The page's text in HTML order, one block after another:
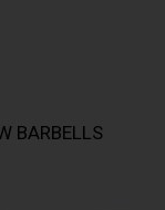
BARBELLS